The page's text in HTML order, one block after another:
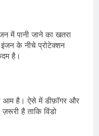
में पानी जाने का खतरा
के नीचे प्रोटेक्शन
है।
आम है। ऐसे में डीफ़ॉगर और
है ताकि विंडो